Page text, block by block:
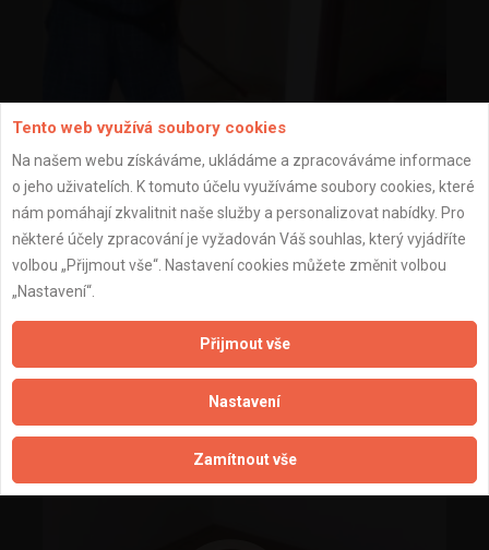
Tento web využívá soubory cookies
Na našem webu získáváme, ukládáme a zpracováváme informace
o jeho uživatelích. K tomuto účelu využíváme soubory cookies, které
nám pomáhají zkvalitnit naše služby a personalizovat nabídky. Pro
některé účely zpracování je vyžadován Váš souhlas, který vyjádříte
volbou „Přijmout vše“. Nastavení cookies můžete změnit volbou
„Nastavení“.
Přijmout vše
Nastavení
Zamítnout vše